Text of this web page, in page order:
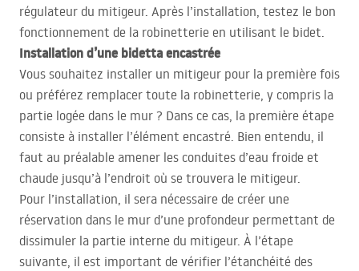
régulateur du mitigeur. Après l’installation, testez le bon
fonctionnement de la robinetterie en utilisant le bidet.
Installation d’une bidetta encastrée
Vous souhaitez installer un mitigeur pour la première fois
ou préférez remplacer toute la robinetterie, y compris la
partie logée dans le mur ? Dans ce cas, la première étape
consiste à installer l’élément encastré. Bien entendu, il
faut au préalable amener les conduites d’eau froide et
chaude jusqu’à l’endroit où se trouvera le mitigeur.
Pour l’installation, il sera nécessaire de créer une
réservation dans le mur d’une profondeur permettant de
dissimuler la partie interne du mitigeur. À l’étape
suivante, il est important de vérifier l’étanchéité des